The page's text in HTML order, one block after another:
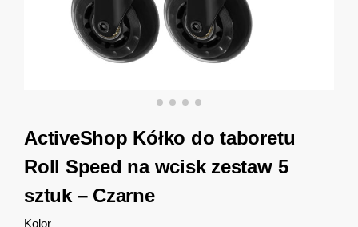
ActiveShop Kółko do taboretu
Roll Speed na wcisk zestaw 5
sztuk – Czarne
Kolor